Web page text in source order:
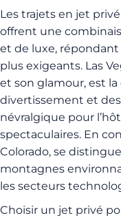
Les trajets en jet
offrent une
et de luxe,
plus exigeants. Las
et son glamour, est
divertissement et
névralgique pour
spectaculaires. En
Colorado, se
montagnes
les secteurs
Choisir un jet privé